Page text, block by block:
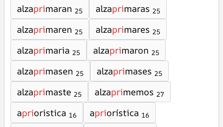
alzaprimaran 25 alzaprimaras 25
alzaprimaren 25 alzaprimares 25
alzaprimaria 25 alzaprimaron 25
alzaprimasen 25 alzaprimases 25
alzaprimaste 25 alzaprimemos 27
aprioristica 16 apriorística 16